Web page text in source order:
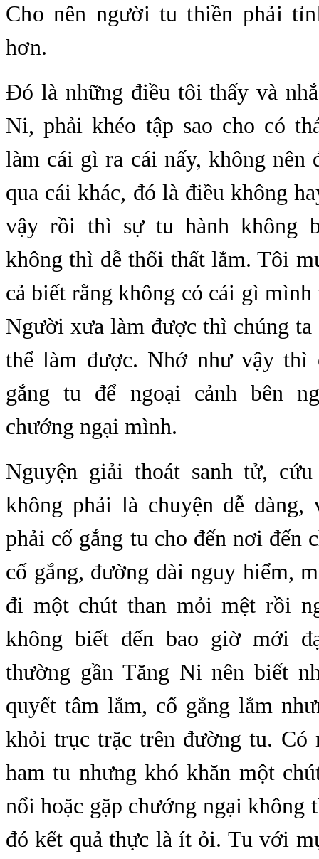
Cho nên người tu thiền phải
hơn.
Đó là những điều tôi thấy và
Ni, phải khéo tập sao cho có
làm cái gì ra cái nấy, không nên
qua cái khác, đó là điều không
vậy rồi thì sự tu hành không
không thì dễ thối thất lắm. Tôi
cả biết rằng không có cái gì
Người xưa làm được thì chúng
thể làm được. Nhớ như vậy thì
gắng tu để ngoại cảnh bên
chướng ngại mình.
Nguyện giải thoát sanh tử,
không phải là chuyện dễ dàng,
phải cố gắng tu cho đến nơi đến
cố gắng, đường dài nguy hiểm,
đi một chút than mỏi mệt rồi
không biết đến bao giờ mới
thường gần Tăng Ni nên biết
quyết tâm lắm, cố gắng lắm
khỏi trục trặc trên đường tu. Có
ham tu nhưng khó khăn một
nổi hoặc gặp chướng ngại không
đó kết quả thực là ít ỏi. Tu với